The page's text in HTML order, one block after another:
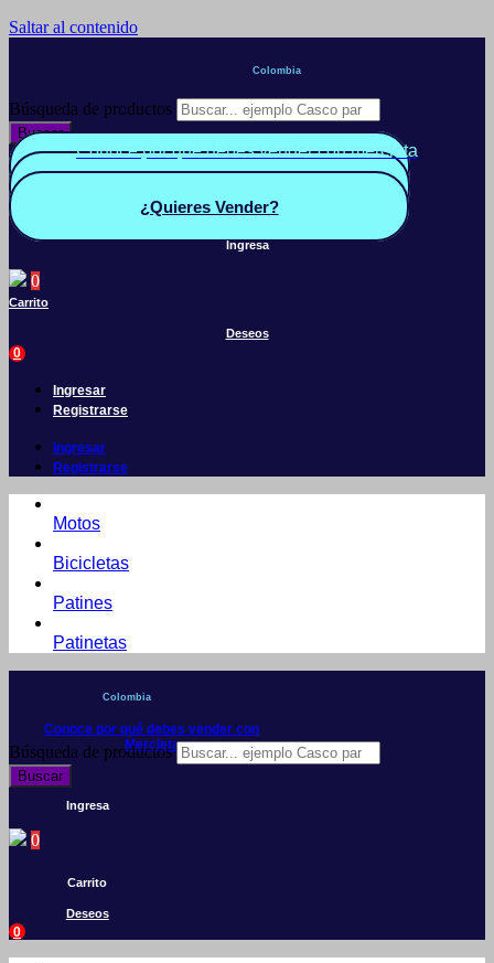
Saltar al contenido
Colombia
Búsqueda de productos
Buscar
Conoce por qué debes vender con mercleta
Quiero Vender
¿Quieres Vender?
Ingresa
0
Carrito
Deseos
0
Ingresar
Registrarse
Ingresar
Registrarse
Motos
Bicicletas
Patines
Patinetas
Colombia
Conoce por qué debes vender con
Mercleta
Búsqueda de productos
Buscar
Ingresa
0
Carrito
Deseos
0